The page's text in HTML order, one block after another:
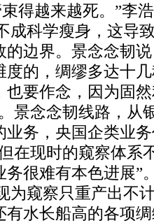
得越来越死。”李
成科学瘦身，这导
的边界。景念念韧
的，绸缪多达十
也要作念，因为固
景念念韧线路，从
业务，央国企类业
在现时的窥察体系
很难有本色进展”
为窥察只重产出不
有水长船高的各项